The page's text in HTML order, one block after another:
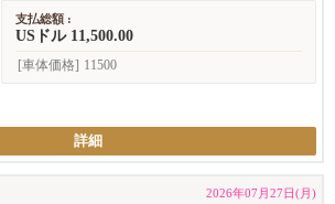
支払総額 :
USドル 11,500.00
[車体価格] 11500
詳細
2026年07月27日(月)